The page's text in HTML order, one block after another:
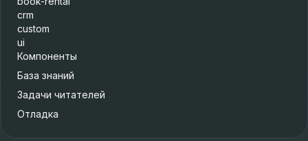
crm
custom
ui
Компоненты
База знаний
Задачи читателей
Отладка